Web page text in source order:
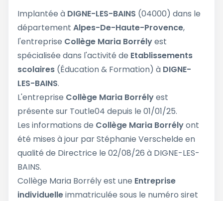
Implantée à DIGNE-LES-BAINS (04000) dans le
département Alpes-De-Haute-Provence,
l'entreprise Collège Maria Borrélyest
spécialisée dans l'activité de Etablissements
scolaires (Éducation & Formation) à DIGNE-
LES-BAINS.
L'entreprise Collège Maria Borrélyest
présente sur Toutle04 depuis le 01/01/25.
Les informations de Collège Maria Borrélyont
été mises à jour par Stéphanie Verschelde en
qualité de Directrice le 02/08/26 à DIGNE-LES-
BAINS.
Collège Maria Borrély est une Entreprise
individuelleimmatriculée sous le numéro siret